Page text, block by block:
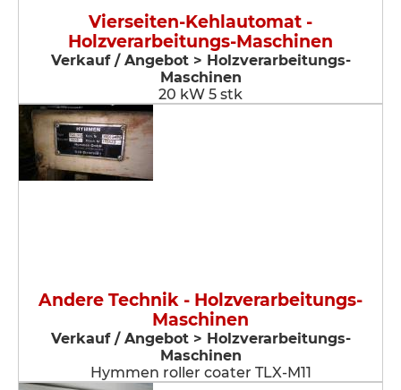
Vierseiten-Kehlautomat -
Holzverarbeitungs-Maschinen
Verkauf / Angebot > Holzverarbeitungs-
Maschinen
20 kW 5 stk
Andere Technik - Holzverarbeitungs-
Maschinen
Verkauf / Angebot > Holzverarbeitungs-
Maschinen
Hymmen roller coater TLX-M11